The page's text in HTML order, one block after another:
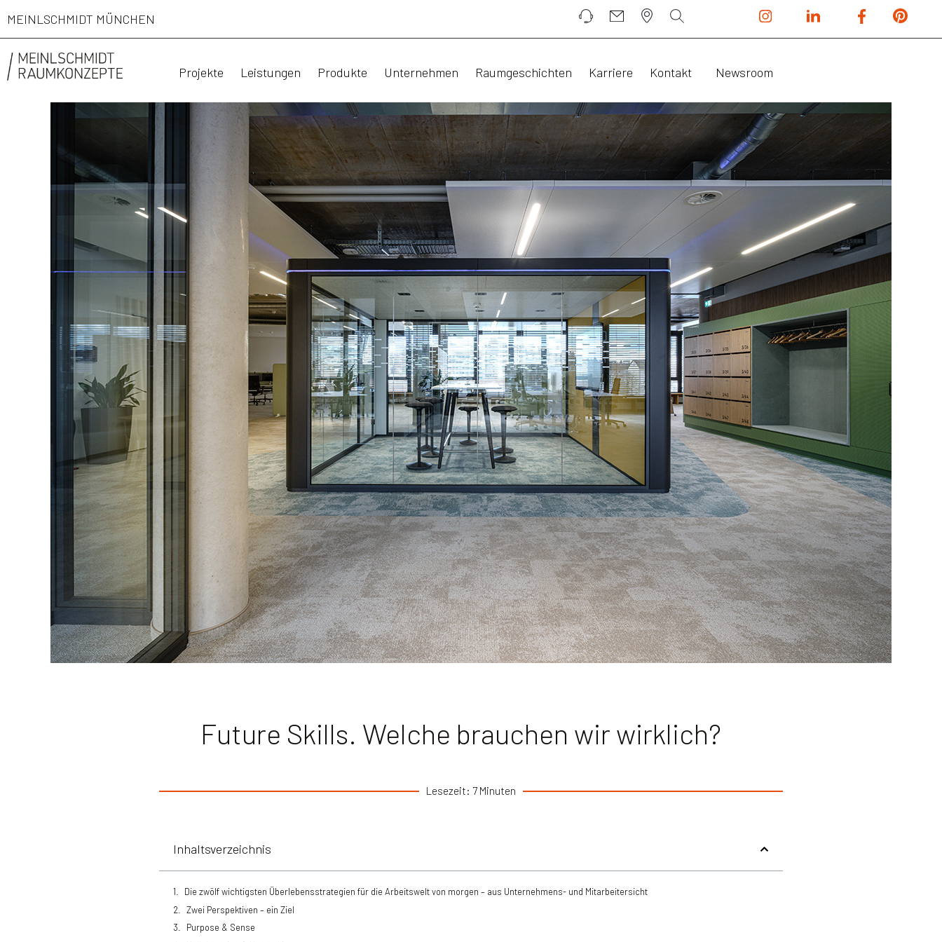
MEINLSCHMIDT MÜNCHEN
Projekte Leistungen Produkte Unternehmen Raumgeschichten Karriere Kontakt Newsroom
Future Skills. Welche brauchen wir wirklich?
Lesezeit: 7 Minuten
Inhaltsverzeichnis
Die zwölf wichtigsten Überlebensstrategien für die Arbeitswelt von morgen – aus Unternehmens- und Mitarbeitersicht
Zwei Perspektiven – ein Ziel
Purpose & Sense